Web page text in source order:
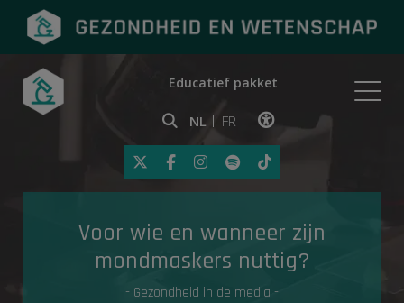
Onderwerpen
Gezondheid in de media
Educatief pakket
NL FR
Klik op deze link om
Voor wie en wanneer zijn
mondmaskers nuttig?
- Gezondheid in de media -